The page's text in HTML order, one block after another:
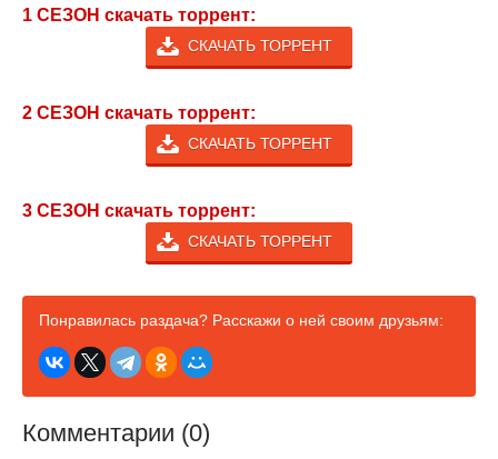
1 СЕЗОН скачать торрент:
СКАЧАТЬ ТОРРЕНТ
2 СЕЗОН скачать торрент:
СКАЧАТЬ ТОРРЕНТ
3 СЕЗОН скачать торрент:
СКАЧАТЬ ТОРРЕНТ
Понравилась раздача? Расскажи о ней своим друзьям:
Комментарии (0)